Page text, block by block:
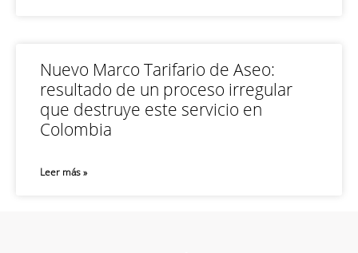
Nuevo Marco Tarifario de Aseo:
resultado de un proceso irregular
que destruye este servicio en
Colombia
Leer más »